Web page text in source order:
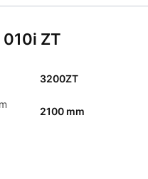
ZT
3200ZT
2100 mm